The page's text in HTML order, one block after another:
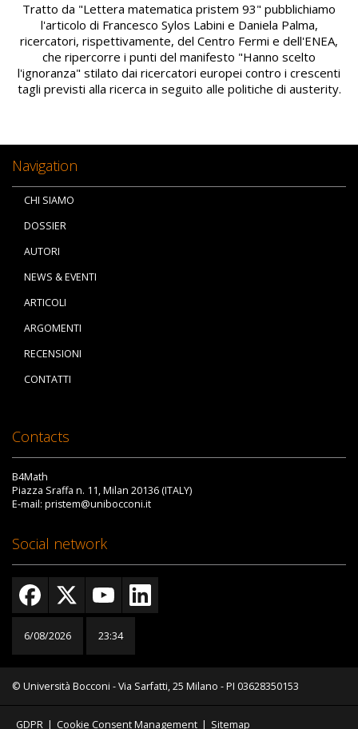
Tratto da "Lettera matematica pristem 93" pubblichiamo
l'articolo di Francesco Sylos Labini e Daniela Palma,
ricercatori, rispettivamente, del Centro Fermi e dell'ENEA,
che ripercorre i punti del manifesto "Hanno scelto
l'ignoranza" stilato dai ricercatori europei contro i crescenti
tagli previsti alla ricerca in seguito alle politiche di austerity.
Navigation
CHI SIAMO
DOSSIER
AUTORI
NEWS & EVENTI
ARTICOLI
ARGOMENTI
RECENSIONI
CONTATTI
Contacts
B4Math
Piazza Sraffa n. 11, Milan 20136 (ITALY)
E-mail: pristem@unibocconi.it
Social network
6/08/2026 23:34
© Università Bocconi - Via Sarfatti, 25 Milano - PI 03628350153
GDPR | Cookie Consent Management | Sitemap